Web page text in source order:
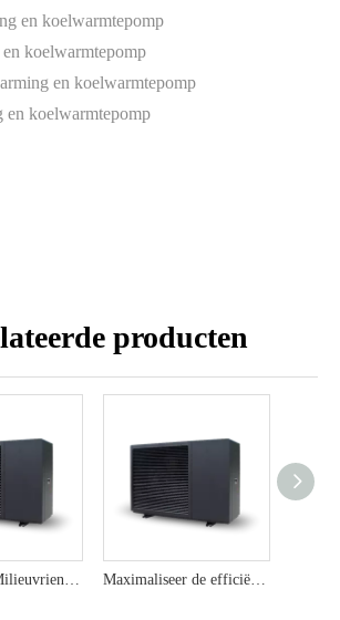
en koelwarmtepomp
koelwarmtepomp
en koelwarmtepomp
koelwarmtepomp
producten
6KW R290 Milieuvriendelijk en kosteneffectieve luchtwarmtepompverwarming en koeloplossing Maximaliseer de efficiëntie met 12 kW R290 milieuvriendelijke warmtepomp boiler